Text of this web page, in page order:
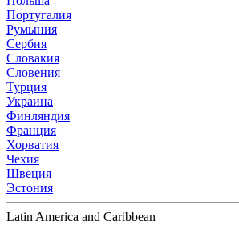
Португалия
Румыния
Сербия
Словакия
Словения
Турция
Украина
Финляндия
Франция
Хорватия
Чехия
Швеция
Эстония
Latin America and Caribbean